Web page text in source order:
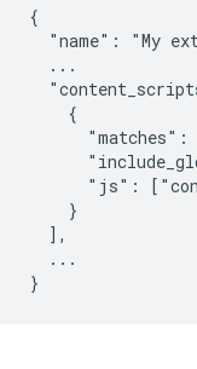
{
"name": "My
  ...
    {
"matches":
"js":
    }
  ],
  ...